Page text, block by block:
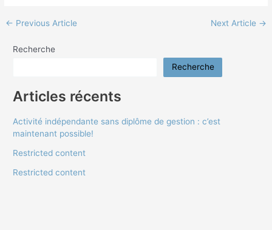
← Previous Article Next Article →
Recherche
Recherche
Articles récents
Activité indépendante sans diplôme de gestion : c’est
maintenant possible!
Restricted content
Restricted content